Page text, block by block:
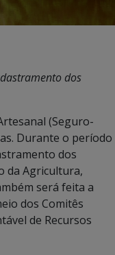
dos
(Seguro-
Durante o período
dos
da Agricultura,
será feita a
dos Comitês
de Recursos